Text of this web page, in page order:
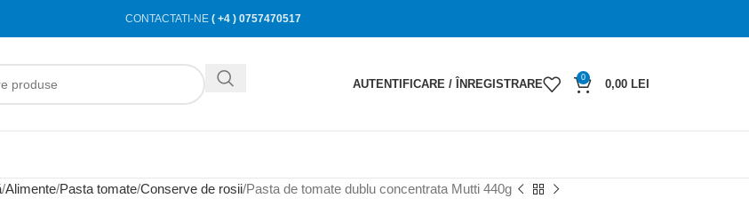
CONTACTATI-NE ( +4 ) 0757470517
AUTENTIFICARE / ÎNREGISTRARE
0
0,00 LEI
Alimente Pasta tomate Conserve de rosii Pasta de tomate dublu concentrata Mutti 440g